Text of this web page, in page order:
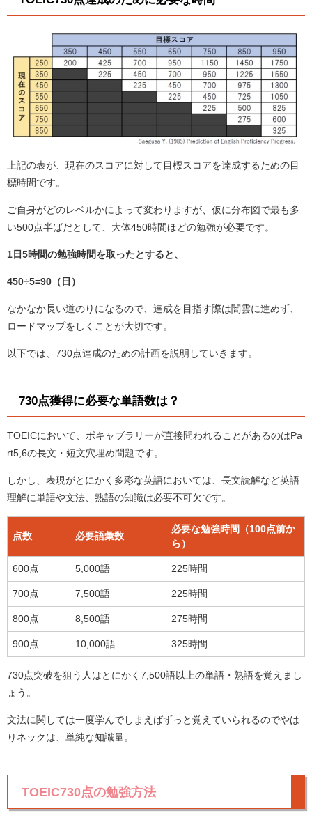
上記の表が、現在のスコアに対して目標スコアを達成するための目
標時間です。
ご自身がどのレベルかによって変わりますが、仮に分布図で最も多
い500点半ばだとして、大体450時間ほどの勉強が必要です。
1日5時間の勉強時間を取ったとすると、
450÷5=90（日）
なかなか長い道のりになるので、達成を目指す際は闇雲に進めず、
ロードマップをしくことが大切です。
以下では、730点達成のための計画を説明していきます。
730点獲得に必要な単語数は？
TOEICにおいて、ボキャブラリーが直接問われることがあるのはPa
rt5,6の長文・短文穴埋め問題です。
しかし、表現がとにかく多彩な英語においては、長文読解など英語
理解に単語や文法、熟語の知識は必要不可欠です。
点数 必要語彙数
必要な勉強時間（100点前か
ら）
600点 5,000語 225時間
700点 7,500語 225時間
800点 8,500語 275時間
900点 10,000語 325時間
730点突破を狙う人はとにかく7,500語以上の単語・熟語を覚えまし
ょう。
文法に関しては一度学んでしまえばずっと覚えていられるのでやは
りネックは、単純な知識量。
TOEIC730点の勉強方法